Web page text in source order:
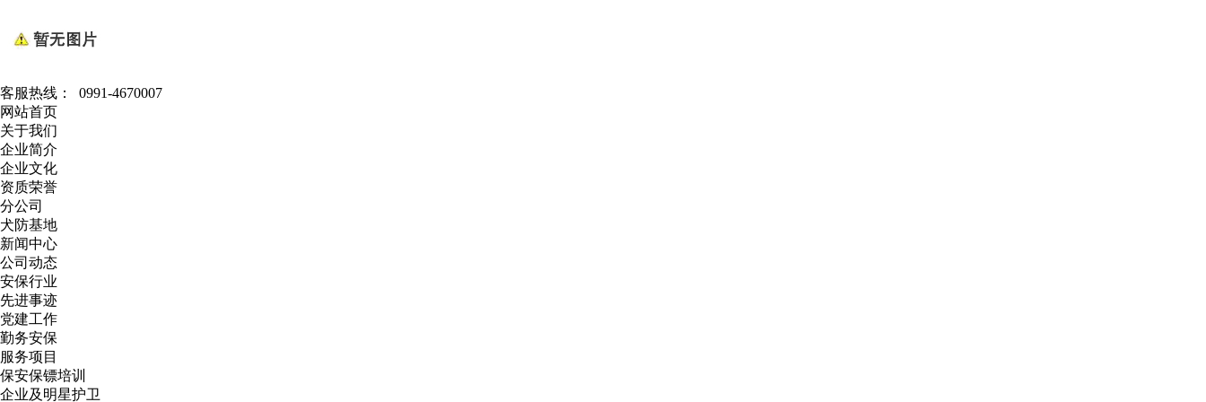
客服热线：
0991-4670007
网站首页
关于我们
企业简介
企业文化
资质荣誉
分公司
犬防基地
新闻中心
公司动态
安保行业
先进事迹
党建工作
勤务安保
服务项目
保安保镖培训
企业及明星护卫